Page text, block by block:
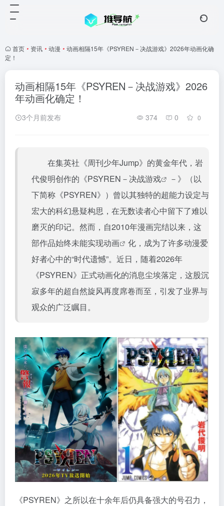
首页 • 资讯 • 动漫 • 动画相隔15年《PSYREN－决战游戏》2026年动画化确
定！
动画相隔15年《PSYREN－决战游戏》2026
年动画化确定！
3个月前发布 374 0 0
在集英社《周刊少年Jump》的黄金年代，岩
代俊明创作的《PSYREN－ 决战游戏
－》（以
下简称《PSYREN》）曾以其独特的超能力设定与
宏大的科幻悬疑构思，在无数读者心中留下了难以
磨灭的印记。然而，自2010年漫画完结以来，这
部作品始终未能实现动画
化，成为了许多动漫爱
好者心中的“时代遗憾”。近日，随着2026年
《PSYREN》正式动画化的消息尘埃落定，这股沉
寂多年的超自然旋风再度席卷而至，引发了业界与
观众的广泛瞩目。
《PSYREN》之所以在十余年后仍具备强大的号召力，